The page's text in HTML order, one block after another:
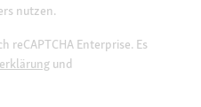
nutzen.
reCAPTCHA Enterprise. Es
und